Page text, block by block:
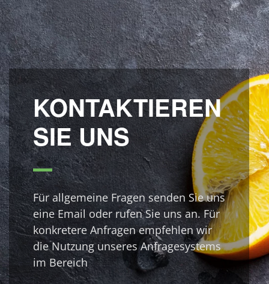
KONTAKTIEREN
SIE UNS
Für allgemeine Fragen senden Sie uns
eine Email oder rufen Sie uns an. Für
konkretere Anfragen empfehlen wir
die Nutzung unseres Anfragesystems
im Bereich